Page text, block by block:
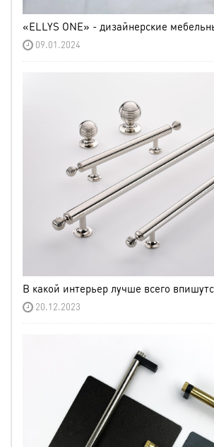
«ELLYS ONE» - дизайнерские
09.01.2024
В какой интерьер лучше всего
20.12.2023